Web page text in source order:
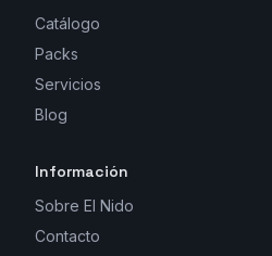
Catálogo
Packs
Servicios
Blog
Información
Sobre El Nido
Contacto